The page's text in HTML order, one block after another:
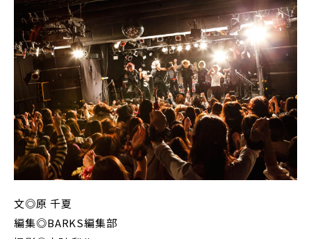
文◎原 千夏
編集◎BARKS編集部